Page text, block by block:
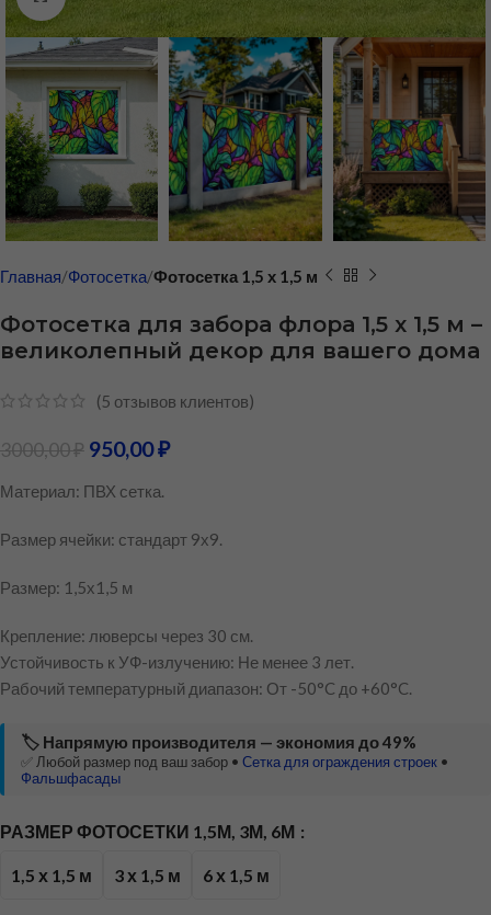
Главная Фотосетка Фотосетка 1,5 х 1,5 м
Фотосетка для забора флора 1,5 х 1,5 м –
великолепный декор для вашего дома
(5 отзывов клиентов)
3000,00₽ 950,00₽
Материал: ПВХ сетка.
Размер ячейки: стандарт 9х9.
Размер: 1,5х1,5 м
Крепление: люверсы через 30 см.
Устойчивость к УФ-излучению: Не менее 3 лет.
Рабочий температурный диапазон: От -50°C до +60°C.
🏷️ Напрямую производителя — экономия до 49%
✅ Любой размер под ваш забор • Сетка для ограждения строек •
Фальшфасады
РАЗМЕР ФОТОСЕТКИ 1,5М, 3М, 6М
1,5 х 1,5 м 3 х 1,5 м 6 х 1,5 м